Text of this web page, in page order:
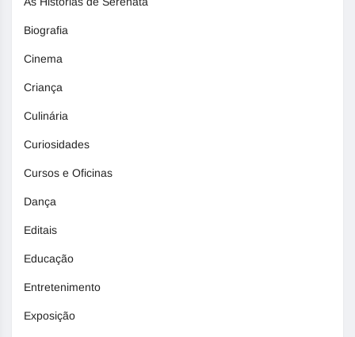
Biografia
Cinema
Criança
Culinária
Curiosidades
Cursos e Oficinas
Dança
Editais
Educação
Entretenimento
Exposição